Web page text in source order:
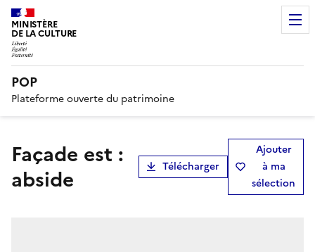
MINISTÈRE
DE LA CULTURE
POP
Plateforme ouverte du patrimoine
Façade est :
abside
Télécharger
Ajouter
à ma
sélection